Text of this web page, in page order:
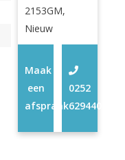
2153GM,
Nieuw
0252
629440
Maak
een
afspraak